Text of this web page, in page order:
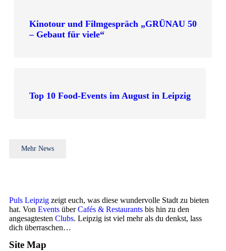
Kinotour und Filmgespräch „GRÜNAU 50
– Gebaut für viele“
Top 10 Food-Events im August in Leipzig
Mehr News
Puls Leipzig zeigt euch, was diese wundervolle Stadt zu bieten
hat. Von Events überCafés & Restaurants bis hin zu den
angesagtesten Clubs. Leipzig ist viel mehr als du denkst, lass
dich überraschen…
Site Map